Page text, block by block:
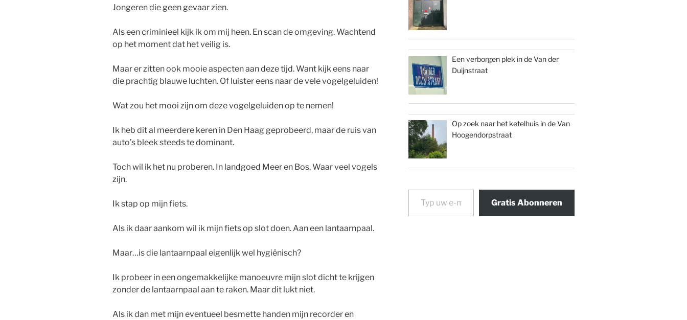
Jongeren die geen gevaar zien.
Als een criminieel kijk ik om mij heen. En scan de omgeving. Wachtend
op het moment dat het veilig is.
Maar er zitten ook mooie aspecten aan deze tijd. Want kijk eens naar
die prachtig blauwe luchten. Of luister eens naar de vele vogelgeluiden!
Wat zou het mooi zijn om deze vogelgeluiden op te nemen!
Ik heb dit al meerdere keren in Den Haag geprobeerd, maar de ruis van
auto’s bleek steeds te dominant.
Toch wil ik het nu proberen. In landgoed Meer en Bos. Waar veel vogels
zijn.
Ik stap op mijn fiets.
Als ik daar aankom wil ik mijn fiets op slot doen. Aan een lantaarnpaal.
Maar…is die lantaarnpaal eigenlijk wel hygiënisch?
Ik probeer in een ongemakkelijke manoeuvre mijn slot dicht te krijgen
zonder de lantaarnpaal aan te raken. Maar dit lukt niet.
Als ik dan met mijn eventueel besmette handen mijn recorder en
Een verborgen plek in de Van der
Duijnstraat
Op zoek naar het ketelhuis in de Van
Hoogendorpstraat
Typ uw e-mail...
Gratis Abonneren